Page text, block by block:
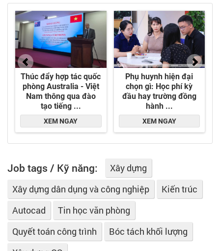
Job tags / Kỹ năng:
Xây dựng
Xây dựng dân dụng và công nghiệp
Kiến trúc
Autocad
Tin học văn phòng
Quyết toán công trình
Bóc tách khối lượng